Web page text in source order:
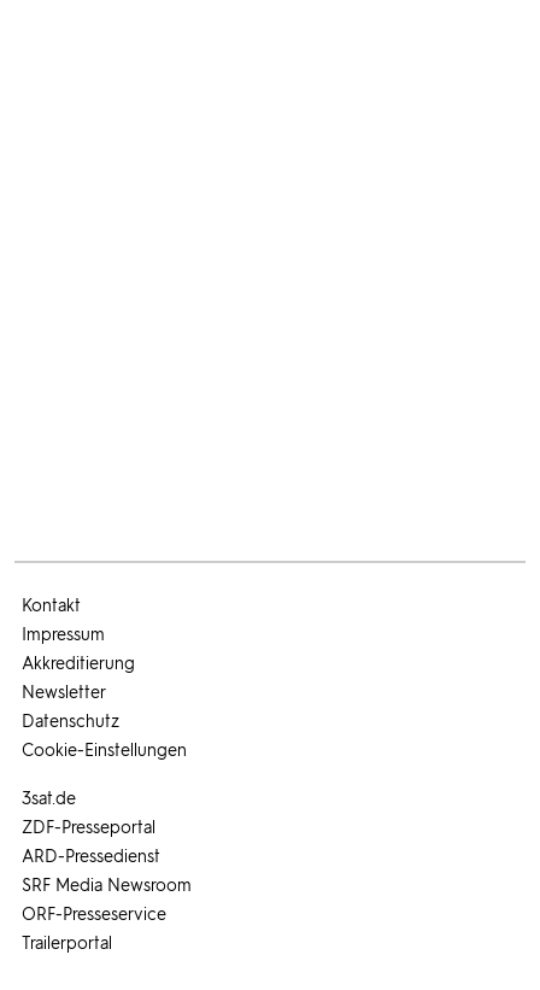
3sat.de
ZDF-Presseportal
ARD-Pressedienst
SRF Media Newsroom
ORF-Presseservice
Trailerportal
Kontakt
Impressum
Akkreditierung
Newsletter
Datenschutz
Cookie-Einstellungen